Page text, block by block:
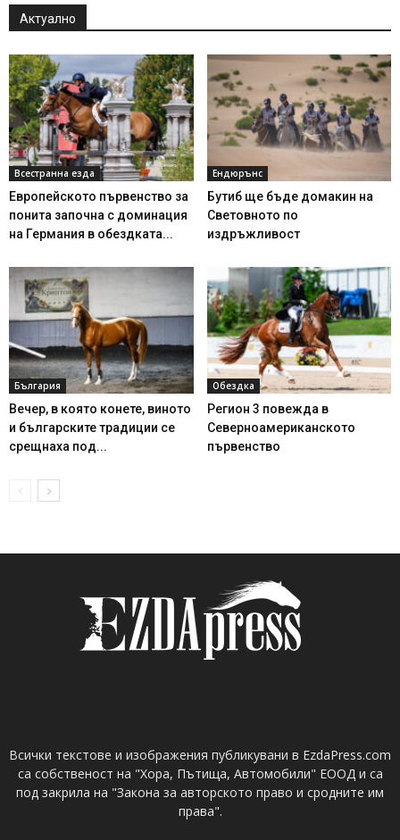
Актуално
Всестранна езда
Европейското първенство за
понита започна с доминация
на Германия в обездката...
Ендюрънс
Бутиб ще бъде домакин на
Световното по
издръжливост
България
Вечер, в която конете, виното
и българските традиции се
срещнаха под...
Обездка
Регион 3 повежда в
Северноамериканското
първенство
Всички текстове и изображения публикувани в EzdaPress.com
са собственост на "Хора, Пътища, Автомобили" ЕООД и са
под закрила на "Закона за авторското право и сродните им
права".